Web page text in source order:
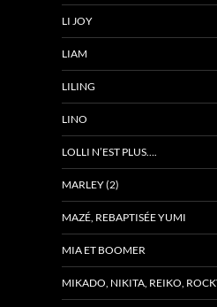
LI JOY
LIAM
LILING
LINO
LOLLI N’EST PLUS….
MARLEY (2)
MAZÉ, REBAPTISÉE YUMI
MIA ET BOOMER
MIKADO, NIKITA, REIKO,